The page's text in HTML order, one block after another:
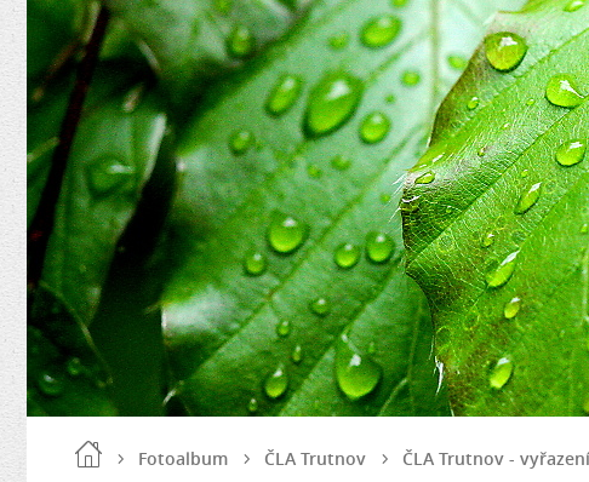
Fotoalbum ČLA Trutnov ČLA Trutnov -